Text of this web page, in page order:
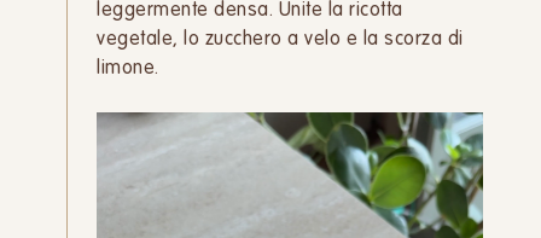
leggermente densa. Unite la ricotta
vegetale, lo zucchero a velo e la scorza di
limone.